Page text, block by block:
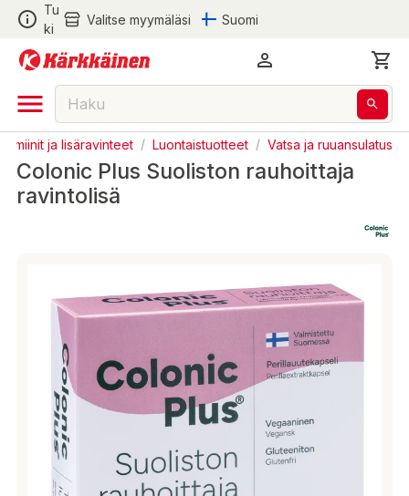
Tu
ki
Valitse myymäläsi Suomi
ja lisäravinteet / Luontaistuotteet / Vatsa ja ruuansulatus
Colonic Plus Suoliston rauhoittaja
ravintolisä